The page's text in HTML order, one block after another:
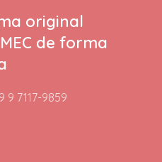
original
de forma
9 7117-9859